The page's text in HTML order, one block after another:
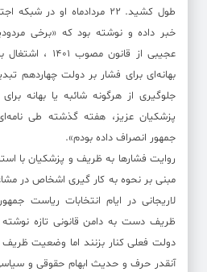
طول کشید. ۲۲ مردادماه او
خبر داده و نوشته بود که «برخی
عجیبی از قانون
بهانه‌ای برای فشار بر دولت چهاردهم
جلوگیری از هرگونه شائبه یا بهانه
پزشکیان عزیز، هفته گذشته طی
جمهور انصراف داده بودم».
مبنی بر نحوه به کار گیری اشخاص در
ظریف دست به دامن قانونی تازه نوشته
دولت فعلی کنار بزنند اما وضعیت ظریف
آنقدر حرف و حدیث ابهام حقوقی و